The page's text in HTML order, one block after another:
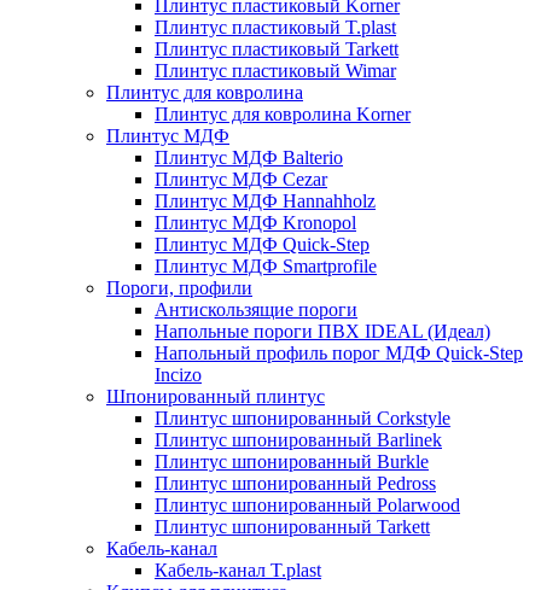
Плинтус пластиковый Korner
Плинтус пластиковый T.plast
Плинтус пластиковый Tarkett
Плинтус пластиковый Wimar
Плинтус для ковролина
Плинтус для ковролина Korner
Плинтус МДФ
Плинтус МДФ Balterio
Плинтус МДФ Cezar
Плинтус МДФ Hannahholz
Плинтус МДФ Kronopol
Плинтус МДФ Quick-Step
Плинтус МДФ Smartprofile
Пороги, профили
Антискользящие пороги
Напольные пороги ПВХ IDEAL (Идеал)
Напольный профиль порог МДФ Quick-Step
Incizo
Шпонированный плинтус
Плинтус шпонированный Corkstyle
Плинтус шпонированный Barlinek
Плинтус шпонированный Burkle
Плинтус шпонированный Pedross
Плинтус шпонированный Polarwood
Плинтус шпонированный Tarkett
Кабель-канал
Кабель-канал T.plast